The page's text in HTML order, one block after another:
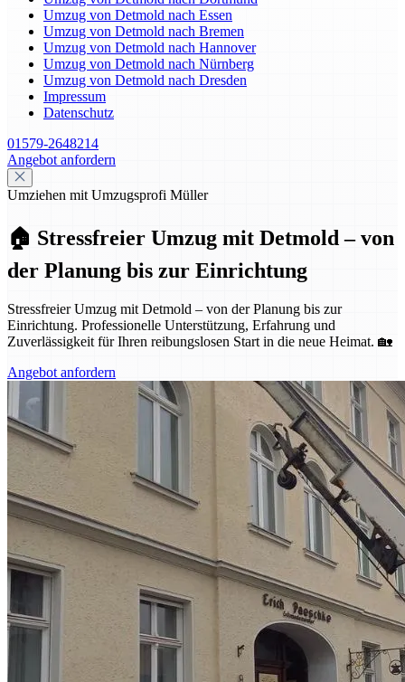
Umzug von Detmold nach Essen
Umzug von Detmold nach Bremen
Umzug von Detmold nach Hannover
Umzug von Detmold nach Nürnberg
Umzug von Detmold nach Dresden
Impressum
Datenschutz
01579-2648214
Angebot anfordern
Umziehen mit Umzugsprofi Müller
🏠 Stressfreier Umzug mit Detmold – von
der Planung bis zur Einrichtung
Stressfreier Umzug mit Detmold – von der Planung bis zur
Einrichtung. Professionelle Unterstützung, Erfahrung und
Zuverlässigkeit für Ihren reibungslosen Start in die neue Heimat. 🏡
Angebot anfordern